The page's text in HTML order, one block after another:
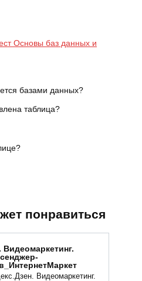
Основы баз данных и
базами данных?
таблица?
понравиться
Видеомаркетинг.
Видеомаркетинг.